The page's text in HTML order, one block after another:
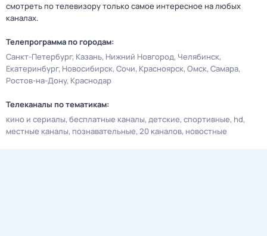
смотреть по телевизору только самое интересное на любых
каналах.
Телепрограмма по городам:
Санкт-Петербург Казань Нижний Новгород Челябинск
Екатеринбург Новосибирск Сочи Красноярск Омск Самара
Ростов-на-Дону Краснодар
Телеканалы по тематикам:
кино и сериалы бесплатные каналы детские спортивные hd
местные каналы познавательные 20 каналов новостные